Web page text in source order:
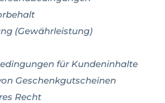
(Gewährleistung)
für Kundeninhalte
Geschenkgutscheinen
Recht